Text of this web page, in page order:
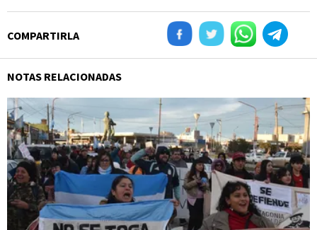
COMPARTIRLA
NOTAS RELACIONADAS